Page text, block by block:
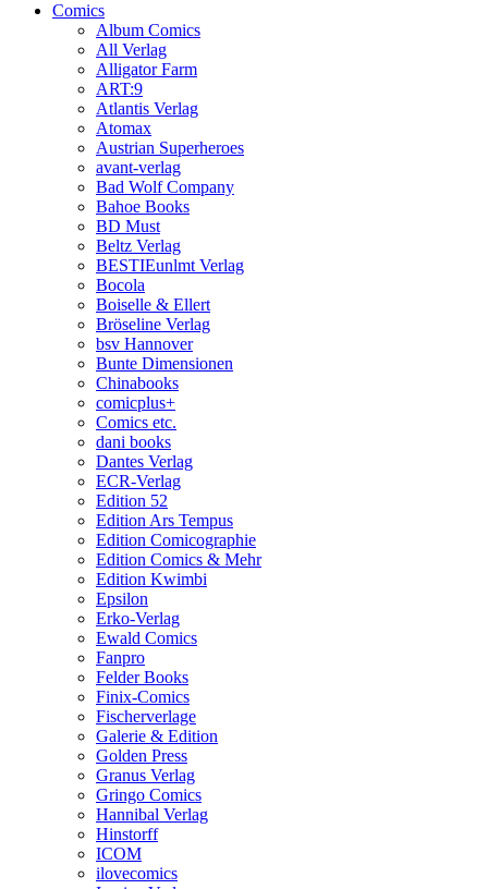
Comics
Album Comics
All Verlag
Alligator Farm
ART:9
Atlantis Verlag
Atomax
Austrian Superheroes
avant-verlag
Bad Wolf Company
Bahoe Books
BD Must
Beltz Verlag
BESTIEunlmt Verlag
Bocola
Boiselle & Ellert
Bröseline Verlag
bsv Hannover
Bunte Dimensionen
Chinabooks
comicplus+
Comics etc.
dani books
Dantes Verlag
ECR-Verlag
Edition 52
Edition Ars Tempus
Edition Comicographie
Edition Comics & Mehr
Edition Kwimbi
Epsilon
Erko-Verlag
Ewald Comics
Fanpro
Felder Books
Finix-Comics
Fischerverlage
Galerie & Edition
Golden Press
Granus Verlag
Gringo Comics
Hannibal Verlag
Hinstorff
ICOM
ilovecomics